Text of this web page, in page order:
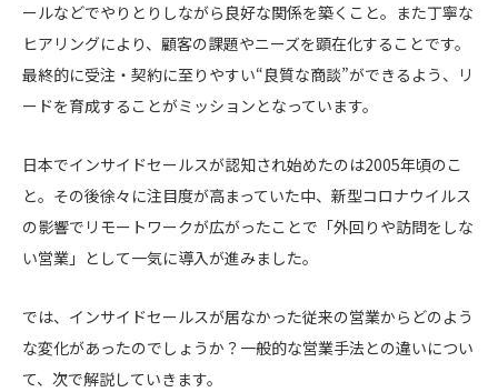
ールなどでやりとりしながら良好な関係を築くこと。また丁寧な
ヒアリングにより、顧客の課題やニーズを顕在化することです。
最終的に受注・契約に至りやすい“良質な商談”ができるよう、リ
ードを育成することがミッションとなっています。
日本でインサイドセールスが認知され始めたのは2005年頃のこ
と。その後徐々に注目度が高まっていた中、新型コロナウイルス
の影響でリモートワークが広がったことで「外回りや訪問をしな
い営業」として一気に導入が進みました。
では、インサイドセールスが居なかった従来の営業からどのよう
な変化があったのでしょうか？一般的な営業手法との違いについ
て、次で解説していきます。